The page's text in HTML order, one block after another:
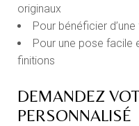
originaux
Pour bénéficier
Pour une pose facile
finitions
DEMANDEZ
PERSONNALISÉ